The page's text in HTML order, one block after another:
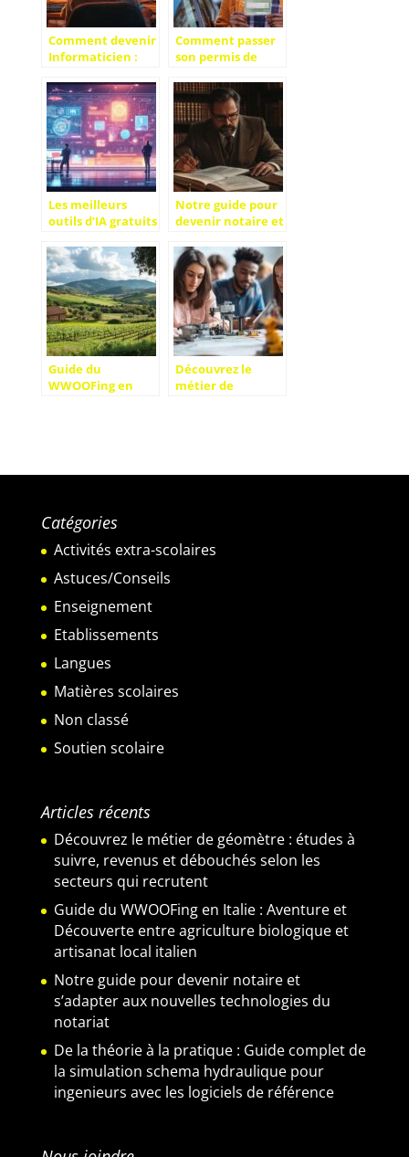
Comment devenir
Informaticien :
diplômes, salaire,
les différents
métiers de
l’informatique
pour réussir dans
le conseil SI
Comment passer
son permis de
ruiner ?
Décryptage des
dépenses inutiles
à bannir
Les meilleurs
outils d’IA gratuits
vos projets
personnels et
professionnels
Notre guide pour
devenir notaire et
nouvelles
technologies du
notariat
Guide du
WWOOFing en
Découvrez le
métier de
Catégories
Activités extra-scolaires
Astuces/Conseils
Enseignement
Etablissements
Langues
Matières scolaires
Non classé
Soutien scolaire
Articles récents
Découvrez le métier de géomètre : études à
suivre, revenus et débouchés selon les
secteurs qui recrutent
Guide du WWOOFing en Italie : Aventure et
Découverte entre agriculture biologique et
artisanat local italien
Notre guide pour devenir notaire et
s’adapter aux nouvelles technologies du
notariat
De la théorie à la pratique : Guide complet de
la simulation schema hydraulique pour
ingenieurs avec les logiciels de référence